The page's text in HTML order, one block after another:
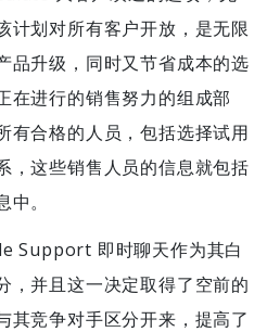
计划对所有客户开放，是无限
品升级，同时又节省成本的选
在进行的销售努力的组成部
有合格的人员，包括选择试用
，这些销售人员的信息就包括
。
Support 即时聊天作为其白
，并且这一决定取得了空前的
其竞争对手区分开来，提高了